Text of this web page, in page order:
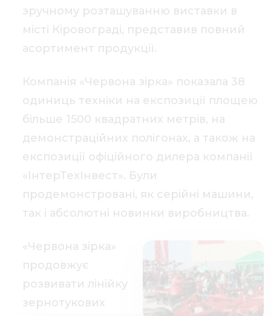
зручному розташуванню виставки в
місті Кіровограді, представив повний
асортимент продукції.
Компанія «Червона зірка» показала 38
одиниць техніки на експозиції площею
більше 1500 квадратних метрів, на
демонстраційних полігонах, а також на
експозиції офіційного дилера компанії
«ІнтерТехІнвест». Були
продемонстровані, як серійні машини,
так і абсолютні новинки виробництва.
«Червона зірка»
продовжує
розвивати лінійку
зернотукових